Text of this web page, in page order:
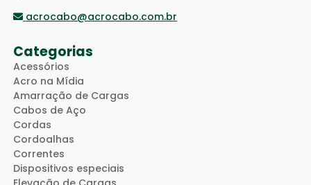
acrocabo@acrocabo.com.br
Categorias
Acessórios
Acro na Mídia
Amarração de Cargas
Cabos de Aço
Cordas
Cordoalhas
Correntes
Dispositivos especiais